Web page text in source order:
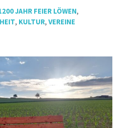
JAHR FEIER LÖWEN,
, KULTUR, VEREINE